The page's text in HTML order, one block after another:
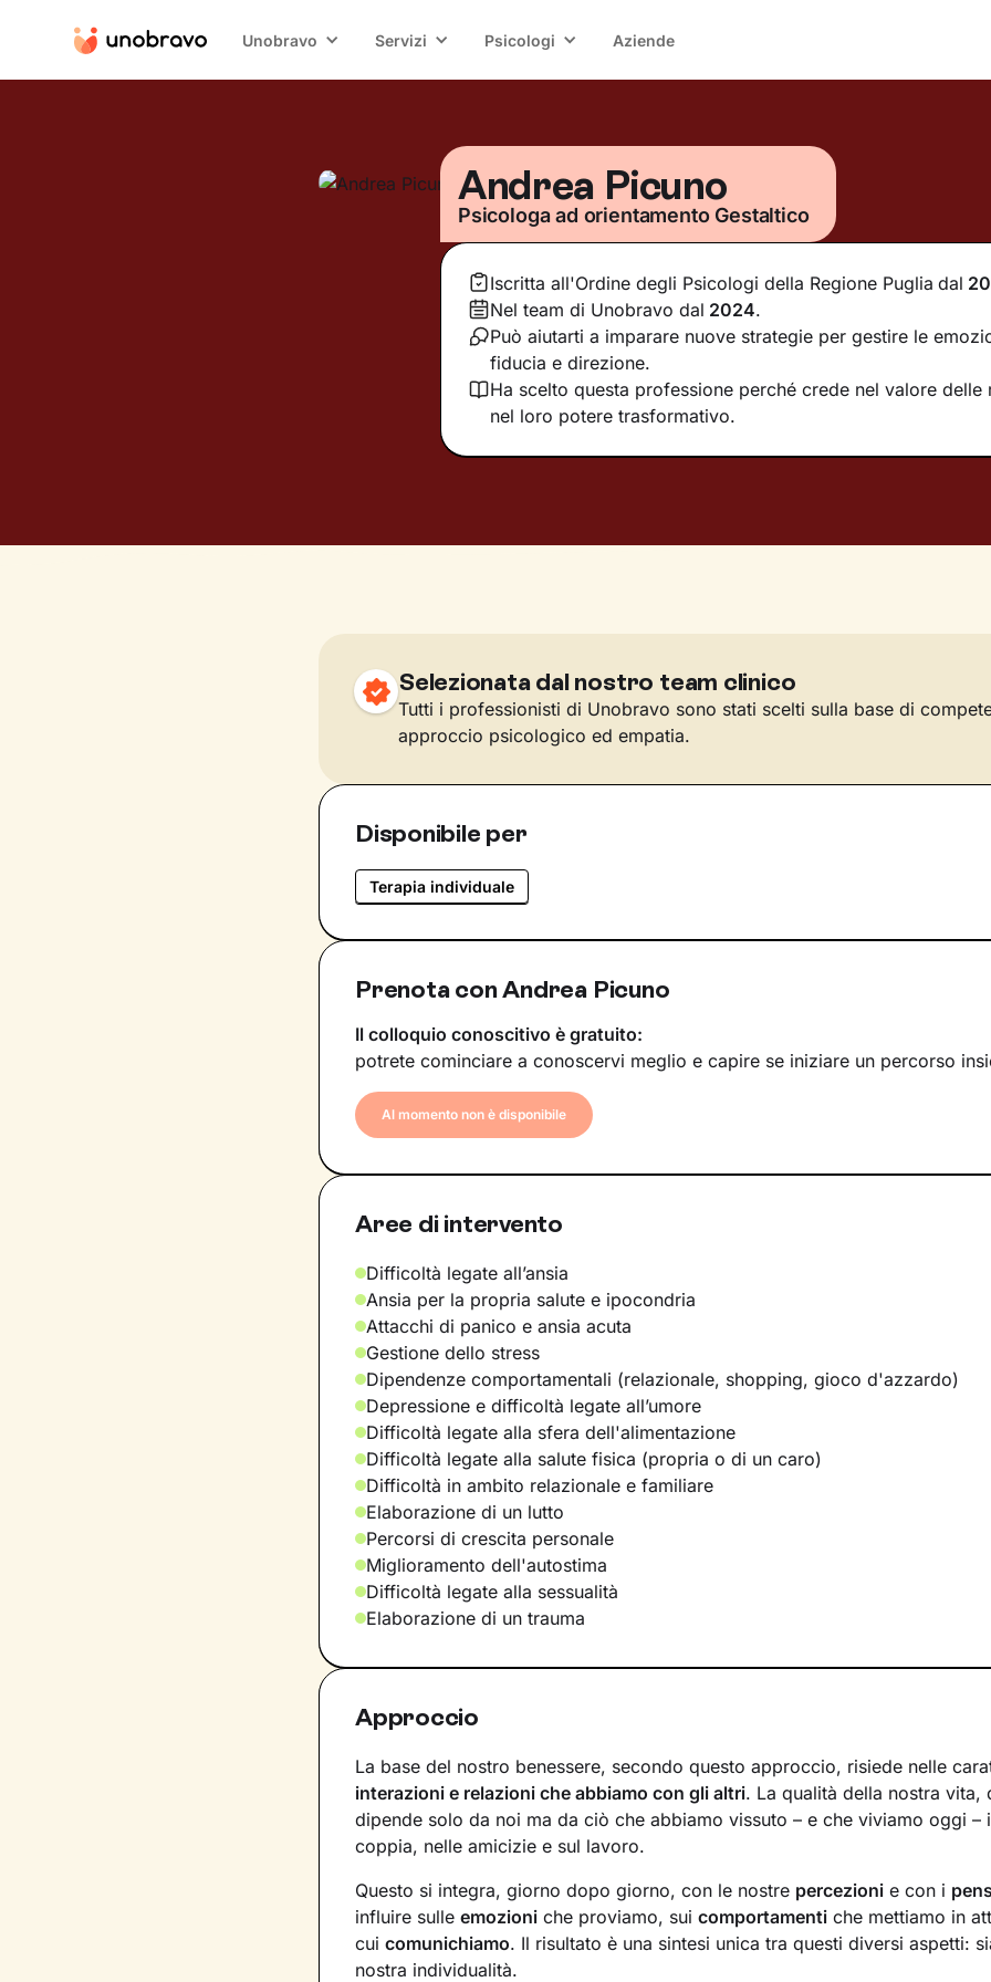
Unobravo Servizi Psicologi Aziende
Andrea Picuno
Psicologa ad orientamento Gestaltico
Iscritta all'Ordine degli Psicologi della Regione Puglia dal
Nel team di Unobravo dal 2024.
Può aiutarti a imparare nuove strategie per gestire le
fiducia e direzione.
Ha scelto questa professione perché crede nel valore delle
nel loro potere trasformativo.
Selezionata dal nostro team clinico
Tutti i professionisti di Unobravo sono stati scelti sulla base di
approccio psicologico ed empatia.
Disponibile per
Terapia individuale
Prenota con Andrea Picuno
Il colloquio conoscitivo è gratuito:
potrete cominciare a conoscervi meglio e capire se iniziare un percorso
Al momento non è disponibile
Aree di intervento
Difficoltà legate all’ansia
Ansia per la propria salute e ipocondria
Attacchi di panico e ansia acuta
Gestione dello stress
Dipendenze comportamentali (relazionale, shopping, gioco d'azzardo)
Depressione e difficoltà legate all’umore
Difficoltà legate alla sfera dell'alimentazione
Difficoltà legate alla salute fisica (propria o di un caro)
Difficoltà in ambito relazionale e familiare
Elaborazione di un lutto
Percorsi di crescita personale
Miglioramento dell'autostima
Difficoltà legate alla sessualità
Elaborazione di un trauma
Approccio
La base del nostro benessere, secondo questo approccio, risiede nelle
interazioni e relazioni che abbiamo con gli altri. La qualità della nostra vita,
dipende solo da noi ma da ciò che abbiamo vissuto – e che viviamo oggi –
coppia, nelle amicizie e sul lavoro.
Questo si integra, giorno dopo giorno, con le nostre percezioni e con i
influire sulle emozioni che proviamo, sui comportamenti che mettiamo in
cui comunichiamo. Il risultato è una sintesi unica tra questi diversi aspetti:
nostra individualità.